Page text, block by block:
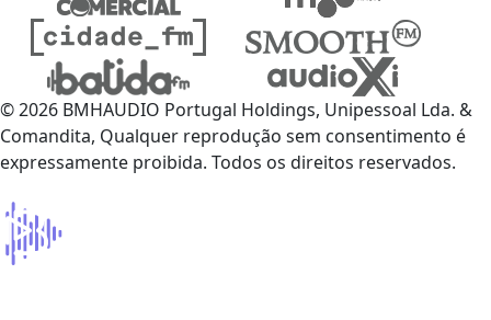
© 2026 BMHAUDIO Portugal Holdings, Unipessoal Lda. &
Comandita, Qualquer reprodução sem consentimento é
expressamente proibida. Todos os direitos reservados.